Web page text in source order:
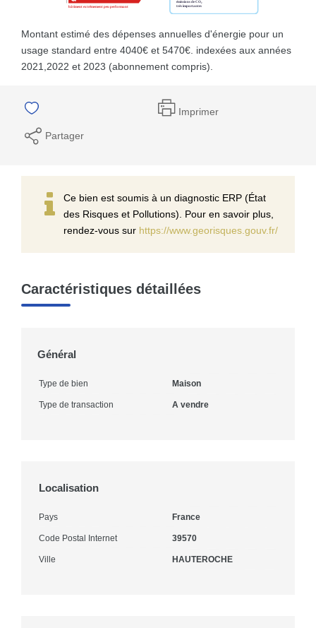
Montant estimé des dépenses annuelles d'énergie pour un
usage standard entre 4040€ et 5470€. indexées aux années
2021,2022 et 2023 (abonnement compris).
Imprimer
Partager
Ce bien est soumis à un diagnostic ERP (État
des Risques et Pollutions). Pour en savoir plus,
rendez-vous sur https://www.georisques.gouv.fr/
Caractéristiques détaillées
Général
Type de bien Maison
Type de transaction A vendre
Localisation
Pays France
Code Postal Internet 39570
Ville HAUTEROCHE